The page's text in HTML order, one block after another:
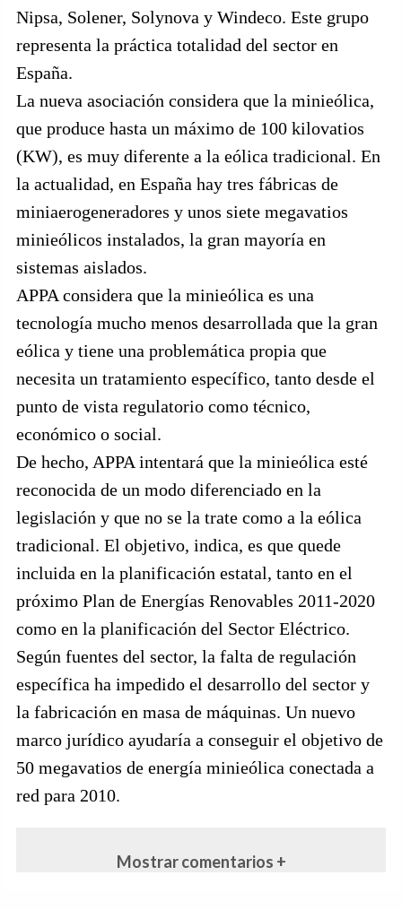
Nipsa, Solener, Solynova y Windeco. Este grupo
representa la práctica totalidad del sector en
España.
La nueva asociación considera que la minieólica,
que produce hasta un máximo de 100 kilovatios
(KW), es muy diferente a la eólica tradicional. En
la actualidad, en España hay tres fábricas de
miniaerogeneradores y unos siete megavatios
minieólicos instalados, la gran mayoría en
sistemas aislados.
APPA considera que la minieólica es una
tecnología mucho menos desarrollada que la gran
eólica y tiene una problemática propia que
necesita un tratamiento específico, tanto desde el
punto de vista regulatorio como técnico,
económico o social.
De hecho, APPA intentará que la minieólica esté
reconocida de un modo diferenciado en la
legislación y que no se la trate como a la eólica
tradicional. El objetivo, indica, es que quede
incluida en la planificación estatal, tanto en el
próximo Plan de Energías Renovables 2011-2020
como en la planificación del Sector Eléctrico.
Según fuentes del sector, la falta de regulación
específica ha impedido el desarrollo del sector y
la fabricación en masa de máquinas. Un nuevo
marco jurídico ayudaría a conseguir el objetivo de
50 megavatios de energía minieólica conectada a
red para 2010.
Mostrar comentarios +